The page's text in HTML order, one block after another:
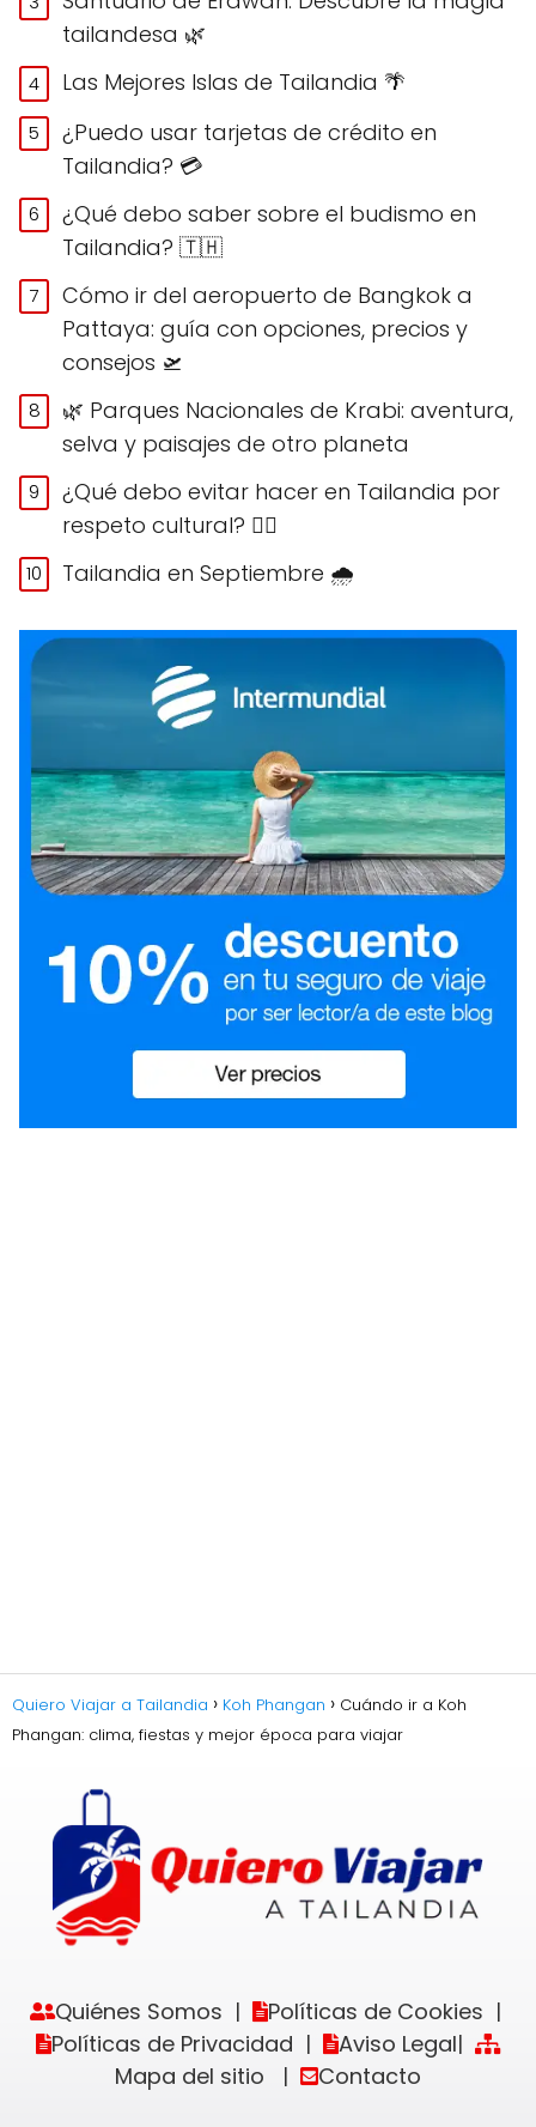
tailandesa 🌿
Las Mejores Islas de Tailandia 🌴
¿Puedo usar tarjetas de crédito en
Tailandia? 💳
¿Qué debo saber sobre el budismo en
Tailandia? 🇹🇭
Cómo ir del aeropuerto de Bangkok a
Pattaya: guía con opciones, precios y
consejos 🛫
🌿 Parques Nacionales de Krabi: aventura,
selva y paisajes de otro planeta
¿Qué debo evitar hacer en Tailandia por
respeto cultural? 🙅‍♀️
Tailandia en Septiembre 🌧️
Quiero Viajar a Tailandia Koh Phangan
Cuándo ir a Koh
Phangan: clima, fiestas y mejor época para viajar
Quiénes Somos | Políticas de Cookies |
Políticas de Privacidad | Aviso Legal|
Mapa del sitio | Contacto